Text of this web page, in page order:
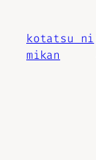
kotatsu ni
mikan